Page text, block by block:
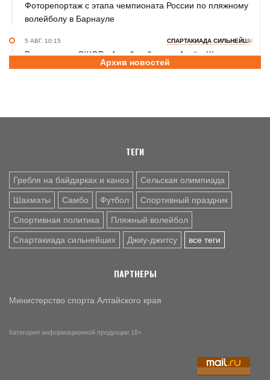
Фоторепортаж с этапа чемпионата России по пляжному
волейболу в Барнауле
5 АВГ. 10:15 СПАРТАКИАДА СИЛЬНЕЙШИХ
Воспитанник СШОР «Алтайский ринг» Артём Шульц
принял участие в турнире по боксу в рамках Спартакиады
Елизавета Лаптева и Валерия Зиновьева – бронзовые
Архив новостей
ТЕГИ
Гребля на байдарках и каноэ Сельская олимпиада
Шахматы Самбо Футбол Спортивный праздник
Спортивная политика Пляжный волейбол
Спартакиада сильнейших Джиу-джитсу все теги
ПАРТНЕРЫ
Министерство спорта Алтайского края
Категория информационной продукции 18+